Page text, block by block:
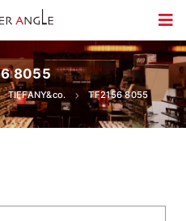
8055
TIFFANY&co. TF2156 8055